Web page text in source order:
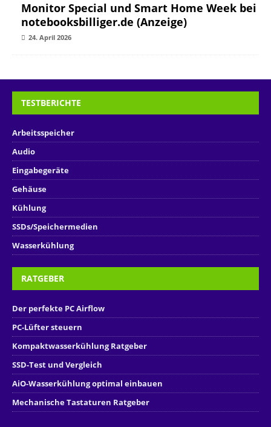
Monitor Special und Smart Home Week bei
notebooksbilliger.de (Anzeige)
24. April 2026
TESTBERICHTE
Arbeitsspeicher
Audio
Eingabegeräte
Gehäuse
Kühlung
SSDs/Speichermedien
Wasserkühlung
RATGEBER
Der perfekte PC Airflow
PC-Lüfter steuern
Kompaktwasserkühlung Ratgeber
SSD-Test und Vergleich
AiO-Wasserkühlung optimal einbauen
Mechanische Tastaturen Ratgeber